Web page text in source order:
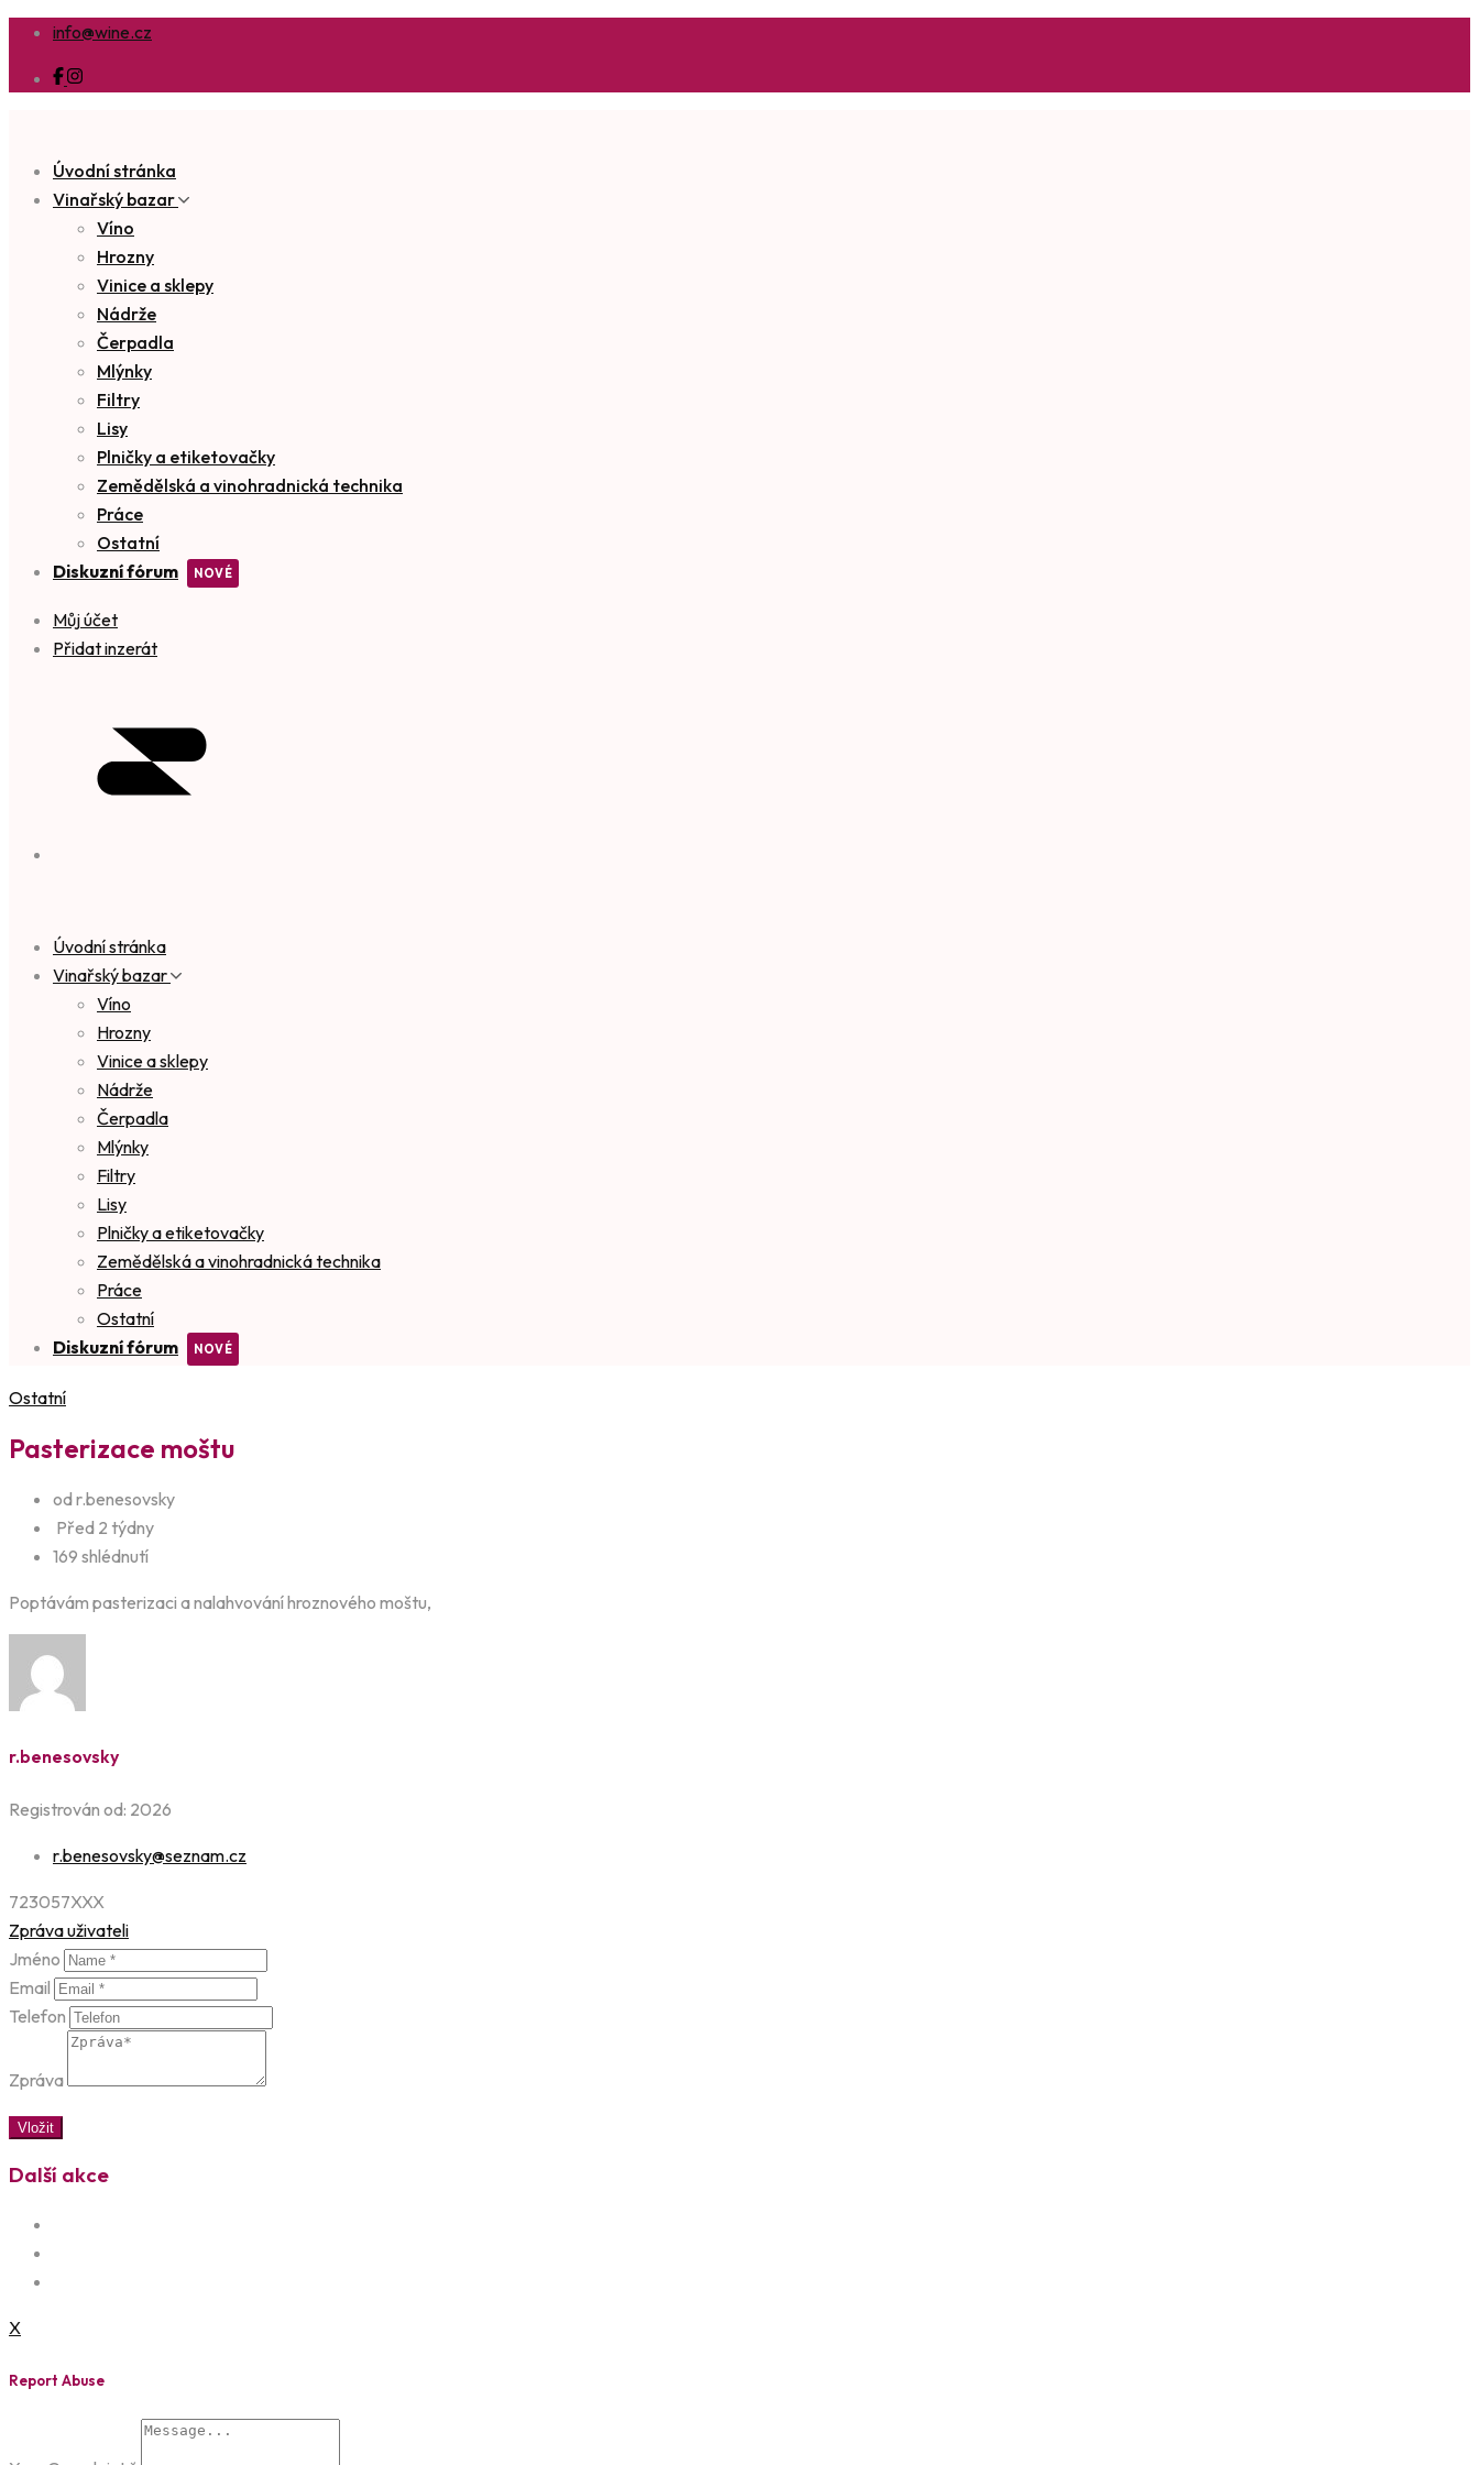
info@wine.cz
Úvodní stránka
Vinařský bazar
Víno
Hrozny
Vinice a sklepy
Nádrže
Čerpadla
Mlýnky
Filtry
Lisy
Plničky a etiketovačky
Zemědělská a vinohradnická technika
Práce
Ostatní
Diskuzní fórum
Můj účet
Přidat inzerát
Úvodní stránka
Vinařský bazar
Víno
Hrozny
Vinice a sklepy
Nádrže
Čerpadla
Mlýnky
Filtry
Lisy
Plničky a etiketovačky
Zemědělská a vinohradnická technika
Práce
Ostatní
Diskuzní fórum
Ostatní
Pasterizace moštu
od r.benesovsky
Před 2 týdny
169 shlédnutí
Poptávám pasterizaci a nalahvování hroznového moštu,
r.benesovsky
Registrován od: 2026
r.benesovsky@seznam.cz
723057XXX
Zpráva uživateli
Jméno
Email
Telefon
Zpráva
Vložit
Další akce
X
Report Abuse